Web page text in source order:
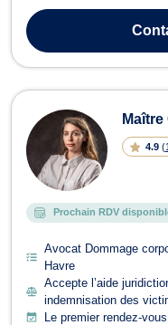
Maître Mélody CAHARD-
cadre du divorce pa...
4.9 (
Prochain RDV
Avocat Dommage
Havre
Accepte l’aide
indemnisation des
Le premier rendez-